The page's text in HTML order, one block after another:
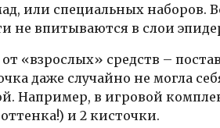
или специальных наборов.
не впитываются в слои
«взрослых» средств –
даже случайно не могла
Например, в игровой
и 2 кисточки.